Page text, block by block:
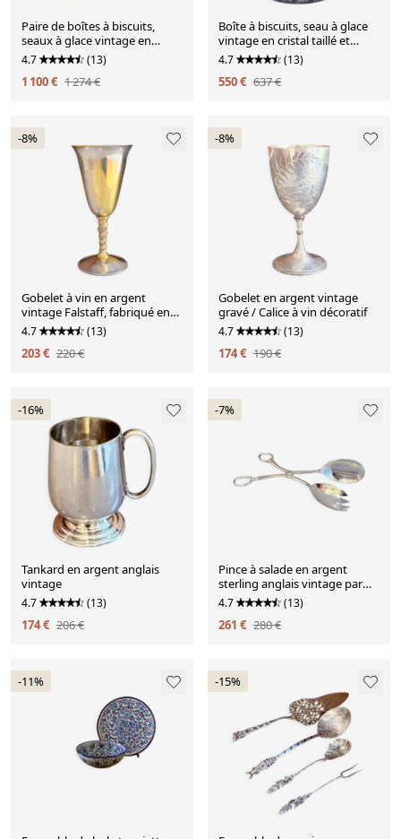
Paire de boîtes à biscuits,
seaux à glace vintage en
cristal taillé et métal argenté
4.7 (13)
1 100 € 1 274 €
Boîte à biscuits, seau à glace
vintage en cristal taillé et
métal argenté
4.7 (13)
550 € 637 €
-8%
Gobelet à vin en argent
vintage Falstaff, fabriqué en
Espagne, coupe à tige ornée.
4.7 (13)
203 € 220 €
-8%
Gobelet en argent vintage
gravé / Calice à vin décoratif
4.7 (13)
174 € 190 €
-16%
Tankard en argent anglais
vintage
4.7 (13)
174 € 206 €
-7%
Pince à salade en argent
sterling anglais vintage par
EANSA – Vaisselle élégante du
milieu du siècle
4.7 (13)
261 € 280 €
-11% -15%